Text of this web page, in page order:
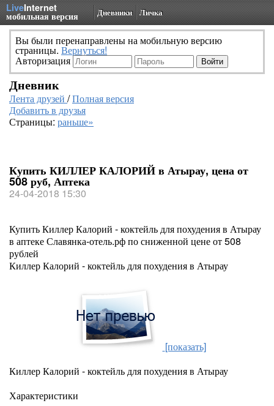
LiveInternet
мобильная версия Дневники Личка
Вы были перенаправлены на мобильную версию
страницы. Вернуться!
Авторизация
Дневник
Лента друзей /Полная версия
Добавить в друзья
Страницы: раньше»
Купить КИЛЛЕР КАЛОРИЙ в Атырау, цена от
508 руб, Аптека
24-04-2018 15:30
Купить Киллер Калорий - коктейль для похудения в Атырау
в аптеке Славянка-отель.рф по сниженной цене от 508
рублей
Киллер Калорий - коктейль для похудения в Атырау
[показать]
Киллер Калорий - коктейль для похудения в Атырау
Характеристики